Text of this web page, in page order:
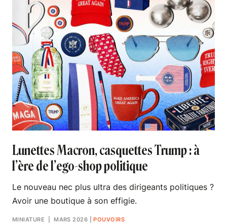
Lunettes Macron, casquettes Trump : à
l’ère de l’ego-shop politique
Le nouveau nec plus ultra des dirigeants politiques ?
Avoir une boutique à son effigie.
MINIATURE | MARS 2026 |POUVOIRS